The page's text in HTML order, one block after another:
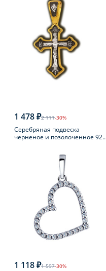
1 478 ₽2 111-30%
Серебряная подвеска
черненое и позолоченное 925
1 118 ₽1 597-30%